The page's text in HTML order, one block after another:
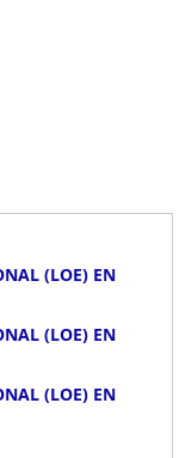
(LOE) EN
(LOE) EN
(LOE) EN